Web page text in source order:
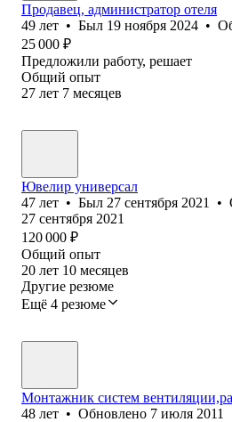
Продавец, администратор отеля
49 лет • Был 19 ноября 2024 •
25 000 ₽
Предложили работу, решает
Общий опыт
27 лет 7 месяцев
Ювелир универсал
47 лет • Был 27 сентября 2021 •
27 сентября 2021
120 000 ₽
Общий опыт
20 лет 10 месяцев
Другие резюме
Ещё 4 резюме
Монтажник систем
48 лет • Обновлено 7 июля 2011